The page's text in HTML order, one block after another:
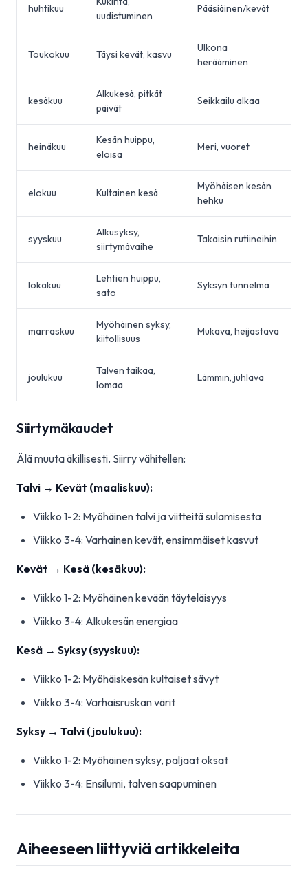
huhtikuu
uudistuminen
Pääsiäinen/kevät
Toukokuu Täysi kevät, kasvu
Ulkona
herääminen
kesäkuu
Alkukesä, pitkät
päivät
Seikkailu alkaa
heinäkuu
Kesän huippu,
eloisa
Meri, vuoret
elokuu Kultainen kesä
Myöhäisen kesän
hehku
syyskuu
Alkusyksy,
siirtymävaihe
Takaisin rutiineihin
lokakuu
Lehtien huippu,
sato
Syksyn tunnelma
marraskuu
Myöhäinen syksy,
kiitollisuus
Mukava, heijastava
joulukuu
Talven taikaa,
lomaa
Lämmin, juhlava
Siirtymäkaudet
Älä muuta äkillisesti. Siirry vähitellen:
Talvi → Kevät (maaliskuu):
Viikko 1-2: Myöhäinen talvi ja viitteitä sulamisesta
Viikko 3-4: Varhainen kevät, ensimmäiset kasvut
Kevät → Kesä (kesäkuu):
Viikko 1-2: Myöhäinen kevään täyteläisyys
Viikko 3-4: Alkukesän energiaa
Kesä → Syksy (syyskuu):
Viikko 1-2: Myöhäiskesän kultaiset sävyt
Viikko 3-4: Varhaisruskan värit
Syksy → Talvi (joulukuu):
Viikko 1-2: Myöhäinen syksy, paljaat oksat
Viikko 3-4: Ensilumi, talven saapuminen
Aiheeseen liittyviä artikkeleita